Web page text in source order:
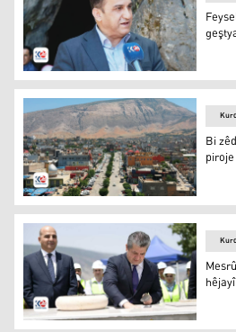
Feysel Sadiq
Soran
Bi